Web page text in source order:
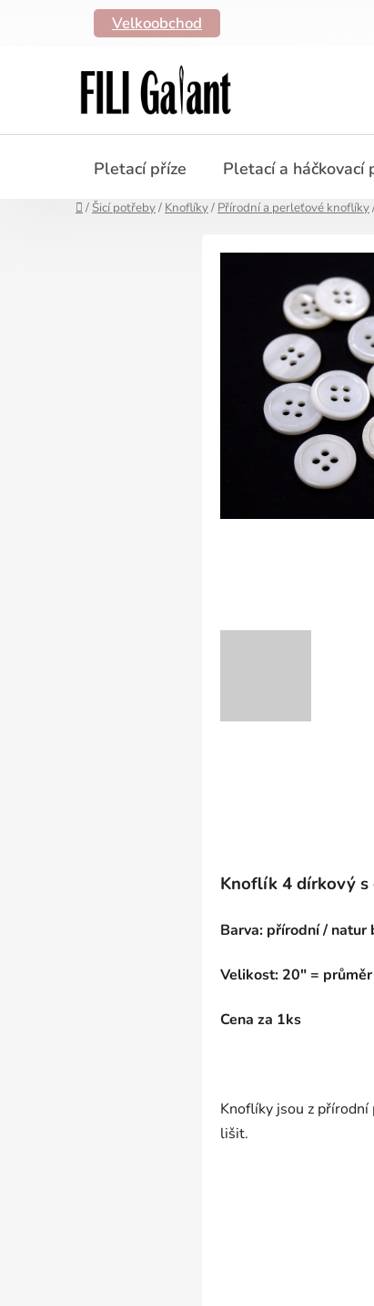
Velkoobchod
Pletací příze Pletací a háčkovací
Domů
/ Šicí potřeby/ Knoflíky/ Přírodní a perleťové knoflíky
Knoflík 4 dírkový
Barva: přírodní / natur
Velikost: 20" =
Cena za 1ks
Knoflíky jsou z přírodní
lišit.